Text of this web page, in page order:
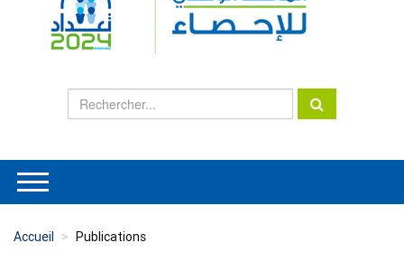
Accueil Publications